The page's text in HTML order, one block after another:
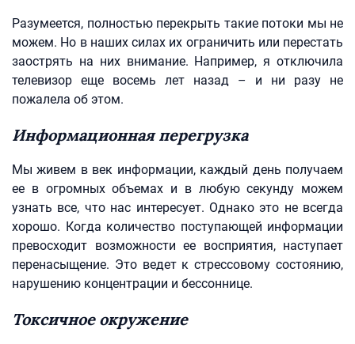
Разумеется, полностью перекрыть такие потоки мы не
можем. Но в наших силах их ограничить или перестать
заострять на них внимание. Например, я отключила
телевизор еще восемь лет назад – и ни разу не
пожалела об этом.
Информационная перегрузка
Мы живем в век информации, каждый день получаем
ее в огромных объемах и в любую секунду можем
узнать все, что нас интересует. Однако это не всегда
хорошо. Когда количество поступающей информации
превосходит возможности ее восприятия, наступает
перенасыщение. Это ведет к стрессовому состоянию,
нарушению концентрации и бессоннице.
Токсичное окружение